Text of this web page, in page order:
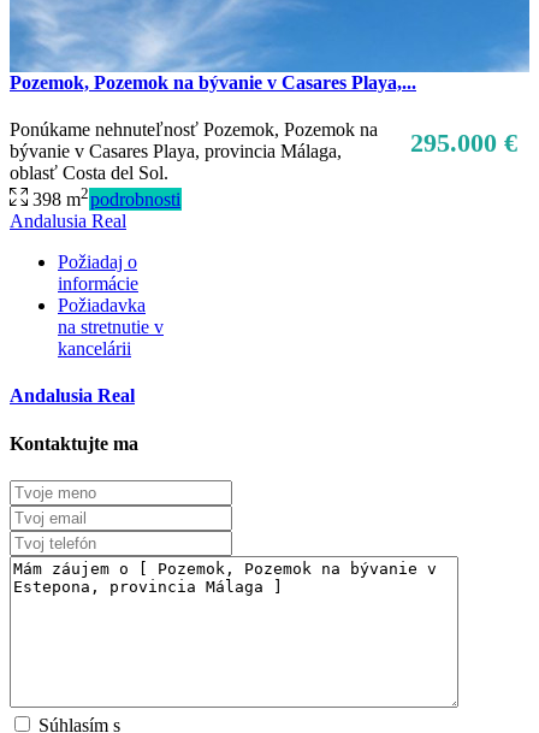
Pozemok, Pozemok na bývanie v Casares Playa,...
295.000 €
Ponúkame nehnuteľnosť Pozemok, Pozemok na
bývanie v Casares Playa, provincia Málaga,
oblasť Costa del Sol.
398 m2podrobnosti
Andalusia Real
Požiadaj o
informácie
Požiadavka
na stretnutie v
kancelárii
Andalusia Real
Kontaktujte ma
Súhlasím s